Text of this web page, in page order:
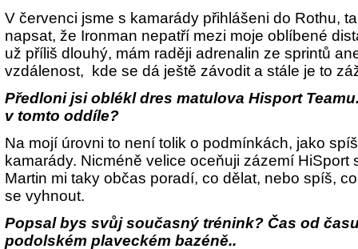
V červenci jsme s kamarády přihlášeni do Rothu,
napsat, že Ironman nepatří mezi moje oblíbené
už příliš dlouhý, mám raději adrenalin ze sprintů
vzdálenost, kde se dá ještě závodit a stále je to
Předloni jsi oblékl dres matulova Hisport
v tomto oddíle?
Na mojí úrovni to není tolik o podmínkách, jako
kamarády. Nicméně velice oceňuji zázemí HiSport
Martin mi taky občas poradí, co dělat, nebo spíš,
se vyhnout.
Popsal bys svůj současný trénink? Čas od
podolském plaveckém bazéně..